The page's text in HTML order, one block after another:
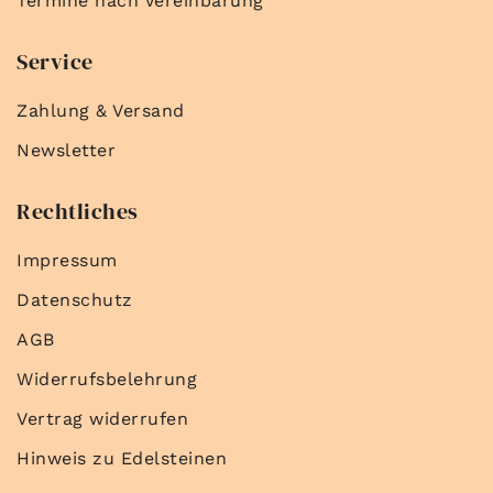
Service
Zahlung & Versand
Newsletter
Rechtliches
Impressum
Datenschutz
AGB
Widerrufsbelehrung
Vertrag widerrufen
Hinweis zu Edelsteinen